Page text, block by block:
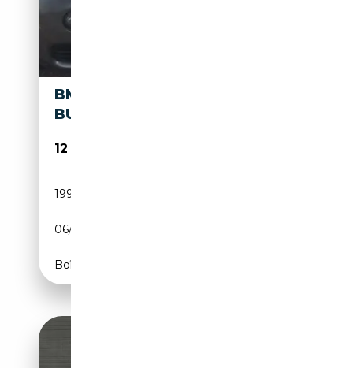
BMW X3 X3 XDRIVE20D
BUSINESS ADVANTAGE AUT.
12 900€
199 000 km
06/2017
Boîte automatique